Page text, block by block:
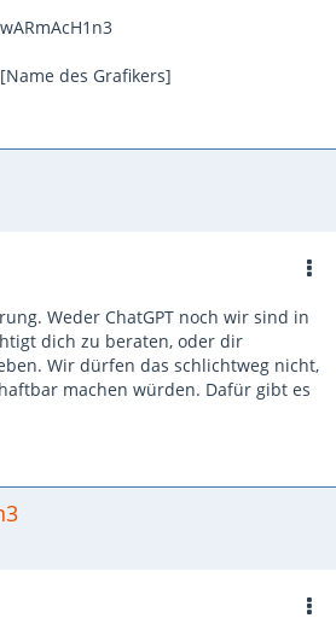
wARmAcH1n3
[Name des Grafikers]
Weder ChatGPT noch wir sind in
dich zu beraten, oder dir
Wir dürfen das schlichtweg nicht,
machen würden. Dafür gibt es